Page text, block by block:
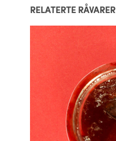
RELATERTE RÅVARER